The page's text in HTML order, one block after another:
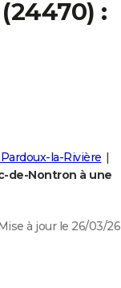
:
la-Rivière
de-Nontron à une
à jour le 26/03/26